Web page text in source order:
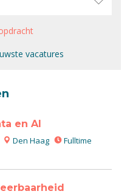
vacatures
en AI
Den Haag
Fulltime